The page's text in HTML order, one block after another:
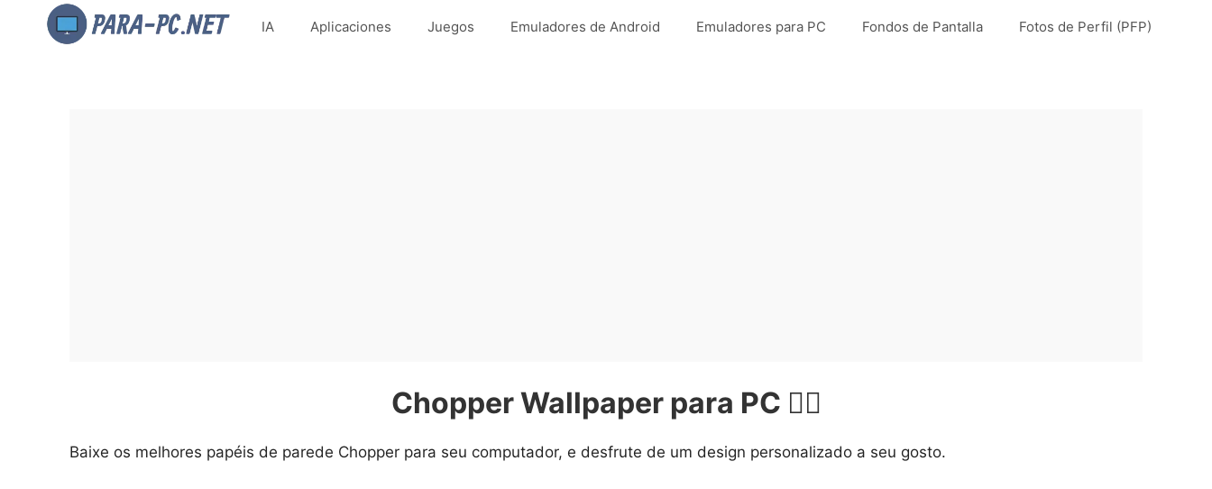
IA Aplicaciones Juegos Emuladores de Android Emuladores para PC Fondos de Pantalla Fotos de Perfil (PFP)
Chopper Wallpaper para PC 🏴‍☠️
Baixe os melhores papéis de parede Chopper para seu computador, e desfrute de um design personalizado a seu gosto.